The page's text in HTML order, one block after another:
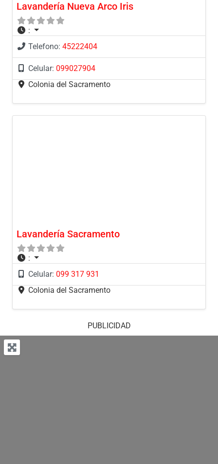
Lavandería Nueva Arco Iris
:
Telefono: 45222404
Celular: 099027904
Colonia del Sacramento
Lavandería Sacramento
:
Celular: 099 317 931
Colonia del Sacramento
PUBLICIDAD